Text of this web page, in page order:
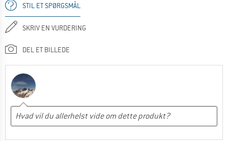
STIL ET SPØRGSMÅL
SKRIV EN VURDERING
DEL ET BILLEDE